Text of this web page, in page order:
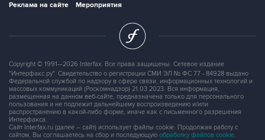
Реклама на сайте
Мероприятия
Copyright © 1991—2026 Interfax. Все права защищены. Сетевое издание
"Интерфакс.ру". Свидетельство о регистрации СМИ ЭЛ № ФС 77 - 84928 выдано
Федеральной службой по надзору в сфере связи, информационных технологий и
массовых коммуникаций (Роскомнадзор) 21.03.2023. Вся информация,
размещенная на данном веб-сайте, предназначена только для персонального
пользования и не подлежит дальнейшему воспроизведению и/или
распространению в какой-либо форме, иначе как с письменного разрешения
Интерфакса.
Сайт Interfax.ru (далее – сайт) использует файлы cookie. Продолжая работу с
сайтом, Вы соглашаетесь на сбор и последующую обработку файлов cookie.